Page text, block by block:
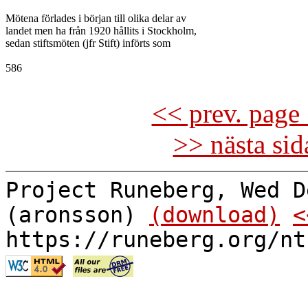
Mötena förlades i början till olika delar av
landet men ha från 1920 hållits i Stockholm,
sedan stiftsmöten (jfr Stift) införts som
586
<< prev.
>> nästa
Project Runeberg, Wed
(aronsson)
(download)
https://runeberg.org/